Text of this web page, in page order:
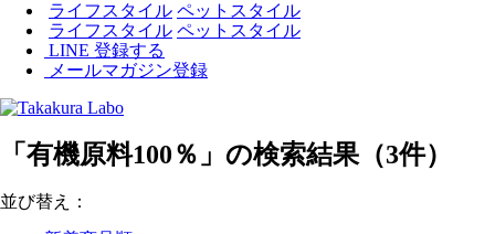
ライフスタイル ペットスタイル
ライフスタイル ペットスタイル
LINE 登録する
メールマガジン登録
「有機原料100％」の検索結果（3件）
並び替え：